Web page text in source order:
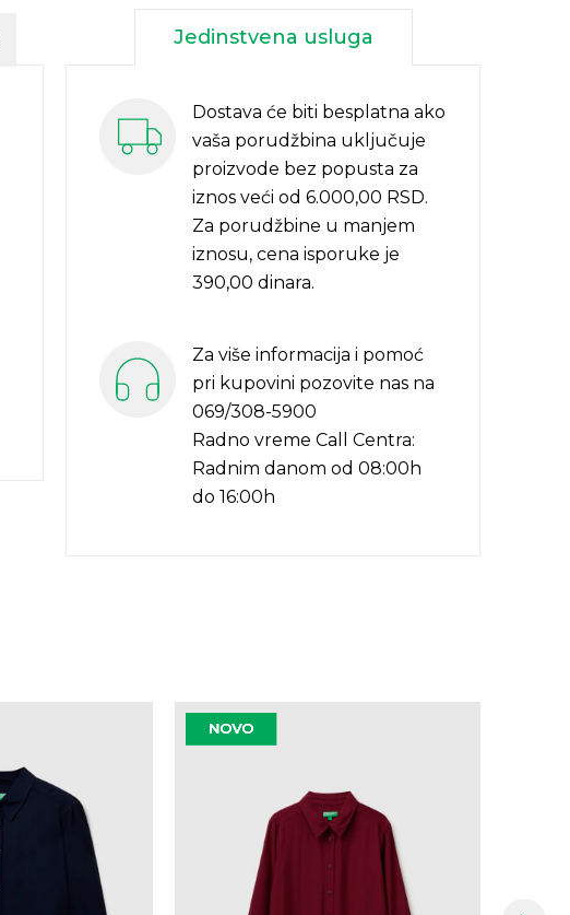
Jedinstvena usluga
Dostava će biti besplatna ako
vaša porudžbina uključuje
proizvode bez popusta za
iznos veći od 6.000,00 RSD.
Za porudžbine u manjem
iznosu, cena isporuke je
390,00 dinara.
Za više informacija i pomoć
pri kupovini pozovite nas na
069/308-5900
Radno vreme Call Centra:
Radnim danom od 08:00h
do 16:00h